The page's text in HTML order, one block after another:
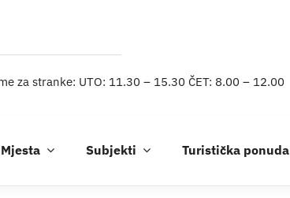
za stranke: UTO: 11.30 – 15.30 ČET: 8.00 – 12.00
Mjesta Subjekti Turistička ponuda